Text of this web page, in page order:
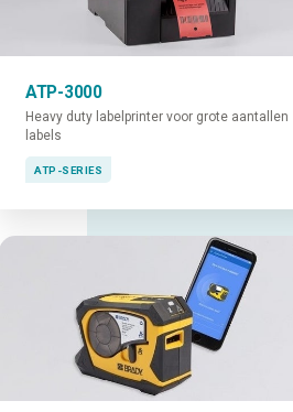
ATP-3000
Heavy duty labelprinter voor grote aantallen
labels
ATP-SERIES